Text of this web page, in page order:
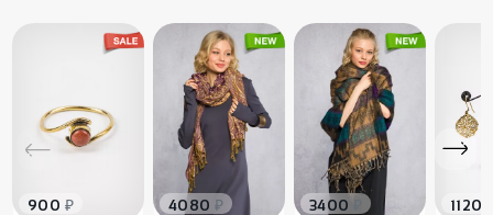
900 ₽ 4080 ₽ 3400 1120